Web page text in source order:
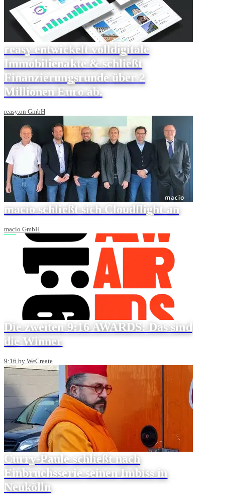
reasy entwickelt volldigitale
Immobilienakte & schließt
Finanzierungsrunde über 2
Millionen Euro ab.
reasy.on GmbH
macio schließt sich Cloudflight an
macio GmbH
Die zweiten 9:16 AWARDS: Das sind
die Winner
9:16 by WeCreate
Curry-Paule schließt nach
Einbruchsserie seinen Imbiss in
Neukölln